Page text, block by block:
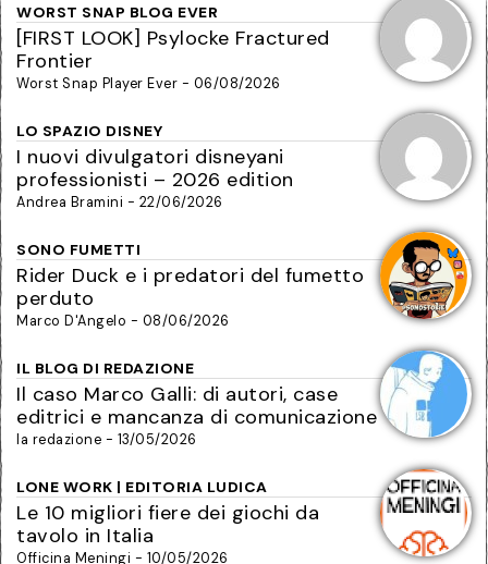
WORST SNAP BLOG EVER
[FIRST LOOK] Psylocke Fractured
Frontier
Worst Snap Player Ever - 06/08/2026
LO SPAZIO DISNEY
I nuovi divulgatori disneyani
professionisti – 2026 edition
Andrea Bramini - 22/06/2026
SONO FUMETTI
Rider Duck e i predatori del fumetto
perduto
Marco D'Angelo - 08/06/2026
IL BLOG DI REDAZIONE
Il caso Marco Galli: di autori, case
editrici e mancanza di comunicazione
la redazione - 13/05/2026
LONE WORK | EDITORIA LUDICA
Le 10 migliori fiere dei giochi da
tavolo in Italia
Officina Meningi - 10/05/2026